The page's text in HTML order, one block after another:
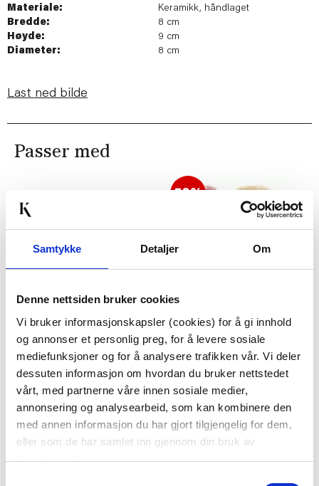
Samtykke Detaljer Om
Denne nettsiden bruker cookies
Vi bruker informasjonskapsler (cookies) for å gi innhold
og annonser et personlig preg, for å levere sosiale
mediefunksjoner og for å analysere trafikken vår. Vi deler
dessuten informasjon om hvordan du bruker nettstedet
vårt, med partnerne våre innen sosiale medier,
annonsering og analysearbeid, som kan kombinere den
med annen informasjon du har gjort tilgjengelig for dem,
eller som de har samlet inn gjennom din bruk av
tjenestene deres.
Materiale:
Keramikk, håndlaget
Bredde:
8 cm
Høyde:
9 cm
Diameter:
8 cm
Last ned bilde
Passer med
KRUS 40 CL BLÅ
KUN PÅ NETT
299,00
KJØP
149,50
Før299,00
KJØP